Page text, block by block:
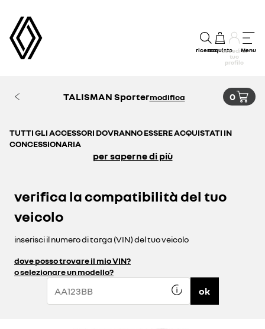
ricercaacquistoaccedi al
tuo
profilo
Menu
TALISMAN Sportermodifica 0
TUTTI GLI ACCESSORI DOVRANNO ESSERE ACQUISTATI IN
CONCESSIONARIA
per saperne di più
verifica la compatibilità del tuo
veicolo
inserisci il numero di targa (VIN) del tuo veicolo
dove posso trovare il mio VIN?
o selezionare un modello?
ok